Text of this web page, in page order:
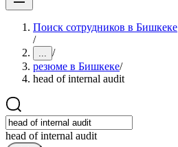
Поиск сотрудников в Бишкеке
/
... /
резюме в Бишкеке/
head of internal audit
head of internal audit